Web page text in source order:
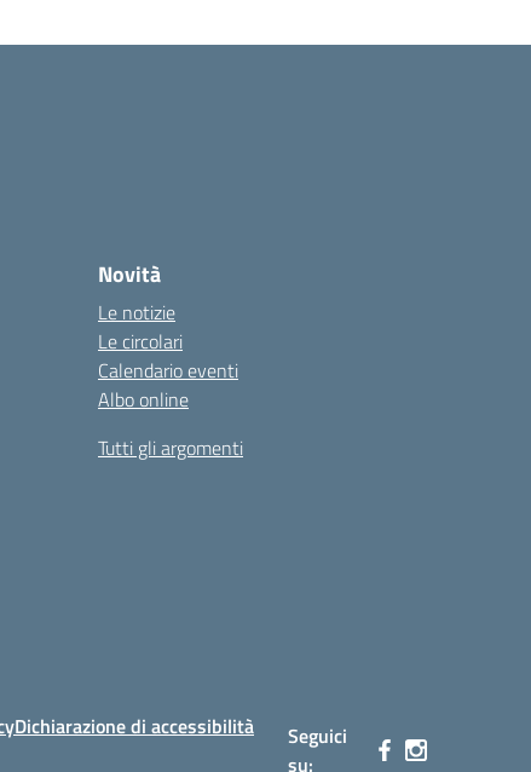
Novità
Le notizie
Le circolari
Calendario eventi
Albo online
Tutti gli argomenti
Dichiarazione di accessibilità
Seguici
su: